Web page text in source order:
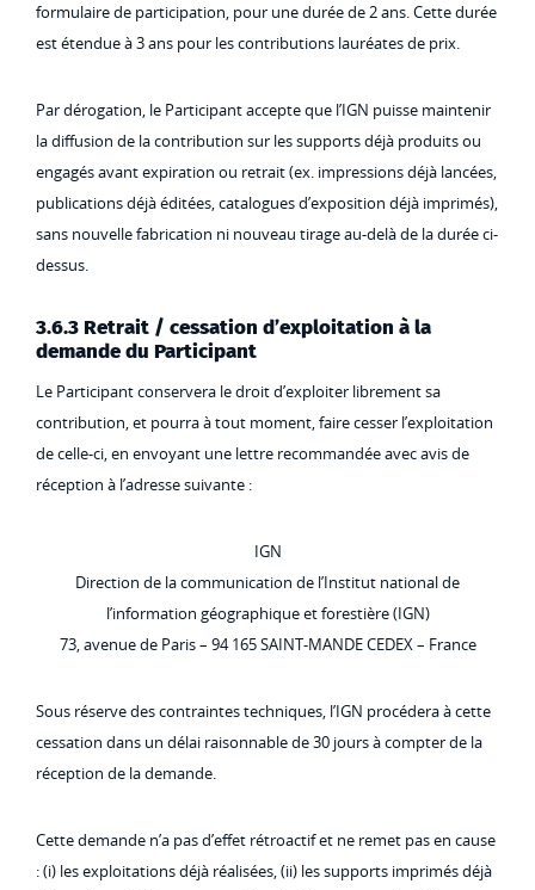
formulaire de participation, pour une durée de 2 ans. Cette durée
est étendue à 3 ans pour les contributions lauréates de prix.
Par dérogation, le Participant accepte que l’IGN puisse maintenir
la diffusion de la contribution sur les supports déjà produits ou
engagés avant expiration ou retrait (ex. impressions déjà lancées,
publications déjà éditées, catalogues d’exposition déjà imprimés),
sans nouvelle fabrication ni nouveau tirage au-delà de la durée ci-
dessus.
3.6.3 Retrait / cessation d’exploitation à la
demande du Participant
Le Participant conservera le droit d’exploiter librement sa
contribution, et pourra à tout moment, faire cesser l’exploitation
de celle-ci, en envoyant une lettre recommandée avec avis de
réception à l’adresse suivante :
IGN
Direction de la communication de l’Institut national de
l’information géographique et forestière (IGN)
73, avenue de Paris – 94 165 SAINT-MANDE CEDEX – France
Sous réserve des contraintes techniques, l’IGN procédera à cette
cessation dans un délai raisonnable de 30 jours à compter de la
réception de la demande.
Cette demande n’a pas d’effet rétroactif et ne remet pas en cause
: (i) les exploitations déjà réalisées, (ii) les supports imprimés déjà